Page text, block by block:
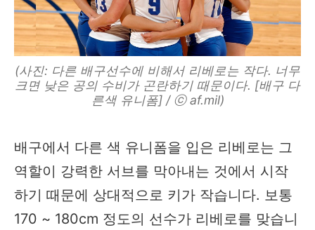
(사진: 다른 배구선수에 비해서 리베로는 작다. 너무
크면 낮은 공의 수비가 곤란하기 때문이다. [배구 다
른색 유니폼] / ⓒ af.mil)
배구에서 다른 색 유니폼을 입은 리베로는 그
역할이 강력한 서브를 막아내는 것에서 시작
하기 때문에 상대적으로 키가 작습니다. 보통
170 ~ 180cm 정도의 선수가 리베로를 맞습니